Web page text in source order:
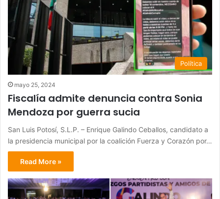
Política
mayo 25, 2024
Fiscalía admite denuncia contra Sonia
Mendoza por guerra sucia
San Luis Potosí, S.L.P. – Enrique Galindo Ceballos, candidato a
la presidencia municipal por la coalición Fuerza y Corazón por…
Read More »